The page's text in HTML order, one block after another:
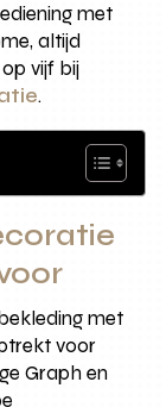
met
altijd
vijf bij
.
met
voor
Graph en